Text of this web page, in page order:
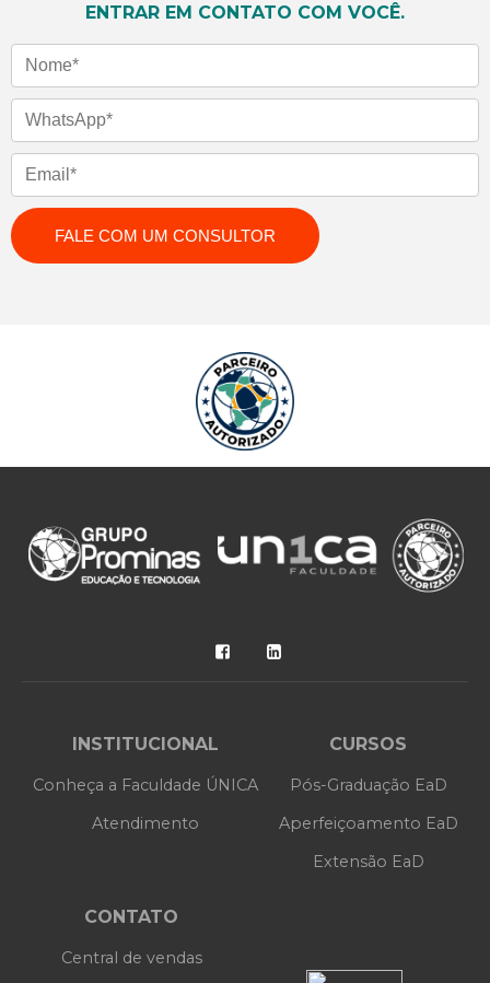
ENTRAR EM CONTATO COM VOCÊ.
Nome
WhatsApp
Email
FALE COM UM CONSULTOR
INSTITUCIONAL
Conheça a Faculdade ÚNICA
Atendimento
CURSOS
Pós-Graduação EaD
Aperfeiçoamento EaD
Extensão EaD
CONTATO
Central de vendas